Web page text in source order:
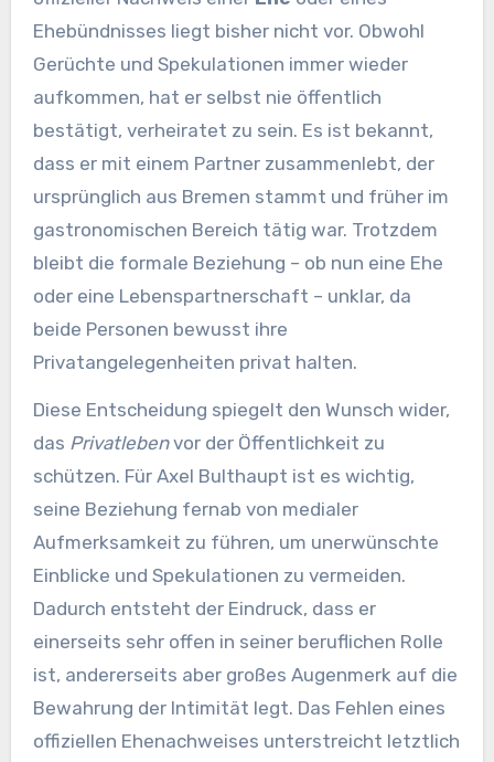
Ehebündnisses liegt bisher nicht vor. Obwohl
Gerüchte und Spekulationen immer wieder
aufkommen, hat er selbst nie öffentlich
bestätigt, verheiratet zu sein. Es ist bekannt,
dass er mit einem Partner zusammenlebt, der
ursprünglich aus Bremen stammt und früher im
gastronomischen Bereich tätig war. Trotzdem
bleibt die formale Beziehung – ob nun eine Ehe
oder eine Lebenspartnerschaft – unklar, da
beide Personen bewusst ihre
Privatangelegenheiten privat halten.
Diese Entscheidung spiegelt den Wunsch wider,
das Privatlebenvor der Öffentlichkeit zu
schützen. Für Axel Bulthaupt ist es wichtig,
seine Beziehung fernab von medialer
Aufmerksamkeit zu führen, um unerwünschte
Einblicke und Spekulationen zu vermeiden.
Dadurch entsteht der Eindruck, dass er
einerseits sehr offen in seiner beruflichen Rolle
ist, andererseits aber großes Augenmerk auf die
Bewahrung der Intimität legt. Das Fehlen eines
offiziellen Ehenachweises unterstreicht letztlich